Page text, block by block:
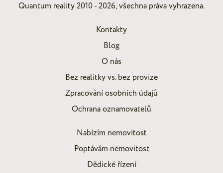
Quantum reality 2010 - 2026, všechna práva vyhrazena.
Kontakty
Blog
O nás
Bez realitky vs. bez provize
Zpracování osobních údajů
Ochrana oznamovatelů
Nabízím nemovitost
Poptávám nemovitost
Dědické řízení